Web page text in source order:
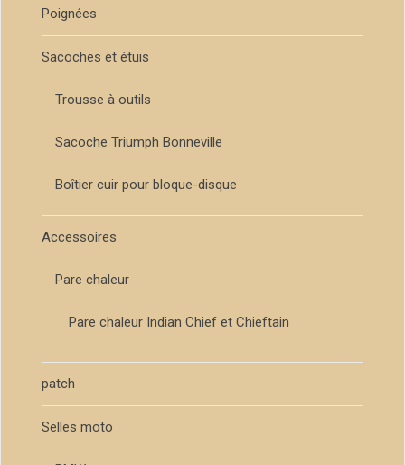
Poignées
Sacoches et étuis
Trousse à outils
Sacoche Triumph Bonneville
Boîtier cuir pour bloque-disque
Accessoires
Pare chaleur
Pare chaleur Indian Chief et Chieftain
patch
Selles moto